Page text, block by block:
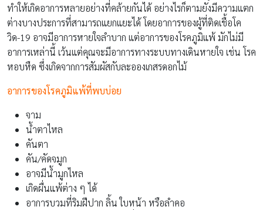
ทำให้เกิดอาการหลายอย่างที่คล้ายกันได้ อย่างไรก็ตามยังมีความแตก
ต่างบางประการที่สามารถแยกแยะได้ โดยอาการของผู้ที่ติดเชื้อโค
วิด-19 อาจมีอาการหายใจลำบาก แต่อาการของโรคภูมิแพ้ มักไม่มี
อาการเหล่านี้ เว้นแต่คุณจะมีอาการทางระบบทางเดินหายใจ เช่น โรค
หอบหืด ซึ่งเกิดจากการสัมผัสกับละอองเกสรดอกไม้
อาการของโรคภูมิแพ้ที่พบบ่อย
จาม
น้ำตาไหล
คันตา
คัน/คัดจมูก
อาจมีน้ำมูกไหล
เกิดผื่นแพ้ต่าง ๆ ได้
อาการบวมที่ริมฝีปาก ลิ้น ใบหน้า หรือลำคอ